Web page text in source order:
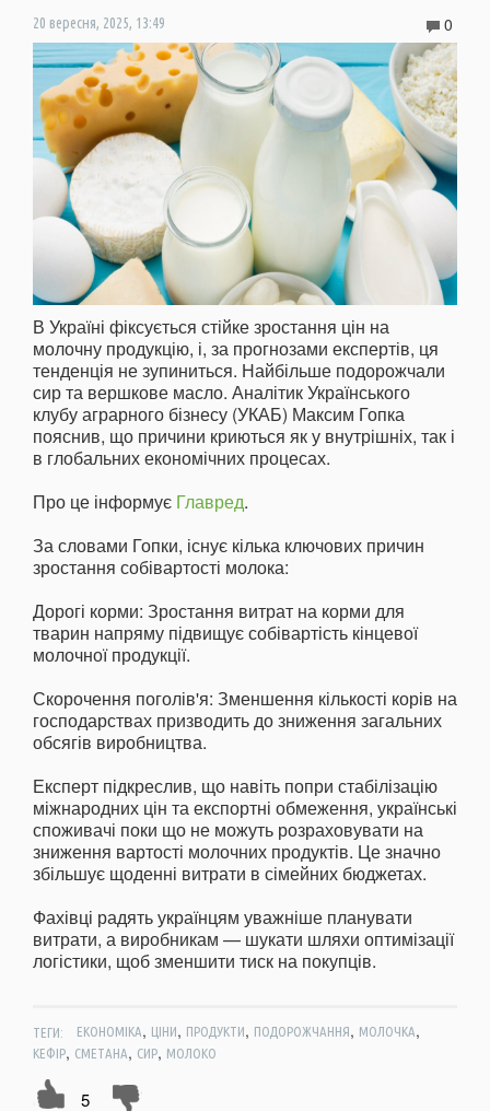
20 вересня, 2025, 13:49 0
В Україні фіксується стійке зростання цін на
молочну продукцію, і, за прогнозами експертів, ця
тенденція не зупиниться. Найбільше подорожчали
сир та вершкове масло. Аналітик Українського
клубу аграрного бізнесу (УКАБ) Максим Гопка
пояснив, що причини криються як у внутрішніх, так і
в глобальних економічних процесах.
Про це інформує Главред.
За словами Гопки, існує кілька ключових причин
зростання собівартості молока:
Дорогі корми: Зростання витрат на корми для
тварин напряму підвищує собівартість кінцевої
молочної продукції.
Скорочення поголів'я: Зменшення кількості корів на
господарствах призводить до зниження загальних
обсягів виробництва.
Експерт підкреслив, що навіть попри стабілізацію
міжнародних цін та експортні обмеження, українські
споживачі поки що не можуть розраховувати на
зниження вартості молочних продуктів. Це значно
збільшує щоденні витрати в сімейних бюджетах.
Фахівці радять українцям уважніше планувати
витрати, а виробникам — шукати шляхи оптимізації
логістики, щоб зменшити тиск на покупців.
ТЕГИ: ЕКОНОМІКА, ЦІНИ, ПРОДУКТИ, ПОДОРОЖЧАННЯ, МОЛОЧКА,
КЕФІР, СМЕТАНА, СИР, МОЛОКО
5